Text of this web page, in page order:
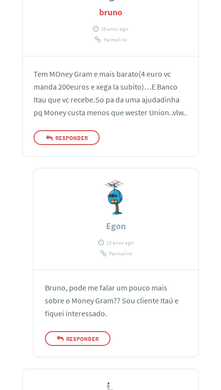
bruno
19 anos ago
Permalink
Tem MOney Gram e mais barato(4 euro vc
manda 200euros e xega la subito)…E Banco
Itau que vc recebe.So pa da uma ajudadinha
pq Money custa menos que wester Union..vlw..
RESPONDER
Egon
13 anos ago
Permalink
Bruno, pode me falar um pouco mais
sobre o Money Gram?? Sou cliente Itaú e
fiquei interessado.
RESPONDER